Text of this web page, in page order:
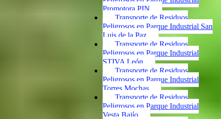
Promotora PIN
Transporte de Residuos
Peligrosos en Parque Industrial San
Luis de la Paz
Transporte de Residuos
Peligrosos en Parque Industrial
STIVA León
Transporte de Residuos
Peligrosos en Parque Industrial
Torres Mochas
Transporte de Residuos
Peligrosos en Parque Industrial
Vesta Bajío